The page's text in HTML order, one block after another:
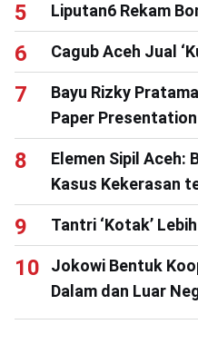
Liputan6 Rekam
Cagub Aceh Jual
Bayu Rizky
Paper
Elemen Sipil Aceh:
Kasus Kekerasan
Tantri ‘Kotak’
Jokowi Bentuk
Dalam dan Luar